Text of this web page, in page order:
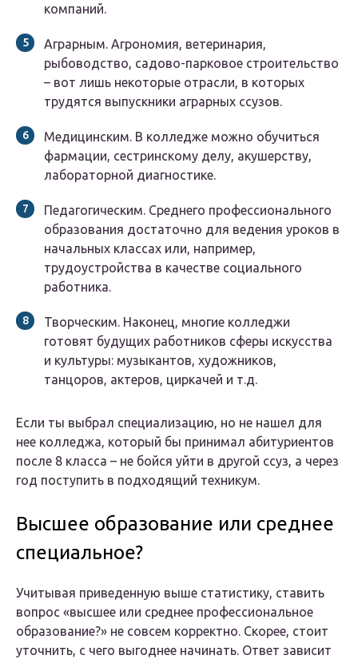
компаний.
Аграрным. Агрономия, ветеринария,
рыбоводство, садово-парковое строительство
– вот лишь некоторые отрасли, в которых
трудятся выпускники аграрных ссузов.
Медицинским. В колледже можно обучиться
фармации, сестринскому делу, акушерству,
лабораторной диагностике.
Педагогическим. Среднего профессионального
образования достаточно для ведения уроков в
начальных классах или, например,
трудоустройства в качестве социального
работника.
Творческим. Наконец, многие колледжи
готовят будущих работников сферы искусства
и культуры: музыкантов, художников,
танцоров, актеров, циркачей и т.д.
Если ты выбрал специализацию, но не нашел для
нее колледжа, который бы принимал абитуриентов
после 8 класса – не бойся уйти в другой ссуз, а через
год поступить в подходящий техникум.
Высшее образование или среднее
специальное?
Учитывая приведенную выше статистику, ставить
вопрос «высшее или среднее профессиональное
образование?» не совсем корректно. Скорее, стоит
уточнить, с чего выгоднее начинать. Ответ зависит